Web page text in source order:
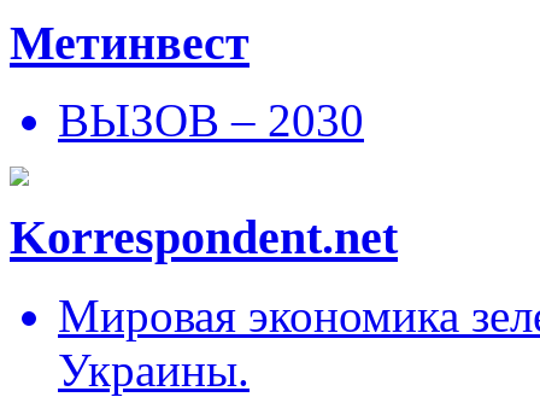
Метинвест
ВЫЗОВ – 2030
Korrespondent.net
Мировая экономика
Украины.